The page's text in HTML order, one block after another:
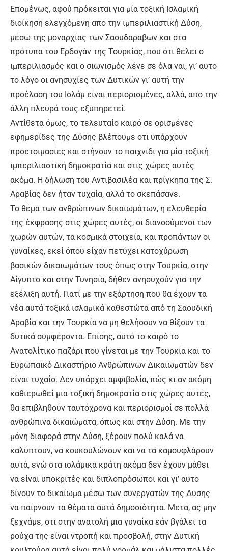
Επομένως, αφού πρόκειται για μία τοξική Ισλαμική
διοίκηση ελεγχόμενη απο την ιμπεριλιαστική Δύση,
μέσω της μοναρχίας των Σαουδαραβων και στα
πρότυπα του Ερδογάν της Τουρκίας, που ότι θέλει ο
ιμπεριλιασμός και ο σιωνισμός λένε σε όλα ναι, γι’ αυτο
το λόγο οι ανησυχίες των Δυτικών γι’ αυτή την
προέλαση του Ισλάμ είναι περιορισμένες, αλλά, απο την
άλλη πλευρά τους εξυπηρετεί.
Αντίθετα όμως, το τελευταίο καιρό σε ορισμένες
εφημερίδες της Δύσης βλέπουμε οτι υπάρχουν
προετοιμασίες και στήνουν το παιχνίδι για μία τοξική
ιμπεριλιαστική δημοκρατία και στις χώρες αυτές
ακόμα. Η δήλωση του Αντιβασιλέα και πρίγκηπα της Σ.
Αραβίας δεν ήταν τυχαία, αλλά το σκεπάσανε.
Το θέμα των ανθρώπινων δικαιωμάτων, η ελευθερία
της έκφρασης στις χώρες αυτές, οι διανοούμενοι των
χωρών αυτών, τα κοσμικά στοιχεία, και προπάντων οι
γυναίκες, εκεί όπου είχαν πετύχει κατοχύρωση
βασικών δικαιωμάτων τους όπως στην Τουρκία, στην
Αίγυπτο και στην Τυνησία, δήθεν ανησυχούν για την
εξέλιξη αυτή. Γιατί με την εξάρτηση που θα έχουν τα
νέα αυτά τοξικά ισλαμικά καθεστώτα από τη Σαουδική
Αραβία και την Τουρκία να μη θελήσουν να θίξουν τα
δυτικά συμφέροντα. Επίσης, αυτό το καιρό το
Ανατολίτικο παζάρι που γίνεται με την Τουρκία και το
Ευρωπαικό Δικαστήριο Ανθρώπινων Δικαιωματών δεν
είναι τυχαίο. Δεν υπάρχει αμφιβολία, πώς κι αν ακόμη
καθιερωθεί μια τοξική δημοκρατία στις χώρες αυτές,
θα επιβληθούν ταυτόχρονα και περιορισμοί σε πολλά
ανθρώπινα δικαιώματα, όπως και στην Δύση. Με την
μόνη διαφορά στην Δύση, ξέρουν πολύ καλά να
καλύπτουν, να κουκουλώνουν και να τα καμουφλάρουν
αυτά, ενώ στα ισλάμικα κράτη ακόμα δεν έχουν μάθει
να είναι υποκριτές και διπλοπρόσωποι και γι’ αυτο
δίνουν το δικαίωμα μέσω των συνεργατών της Δυσης
να παίρνουν τα θέματα αυτά δημοσιότητα. Μετα, ας μην
ξεχνάμε, οτι στην ανατολή μια γυναίκα εάν βγάλει τα
ρούχα της είναι ντροπή και προσβολή, στην Δυτική